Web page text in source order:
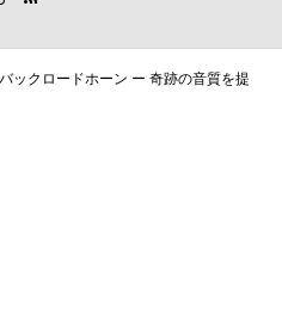
クロードホーン ー 奇跡の音質を提